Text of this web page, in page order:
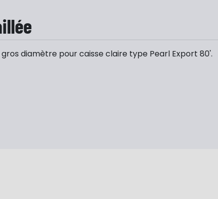
diamètre pour caisse claire type Pearl Export 80'.